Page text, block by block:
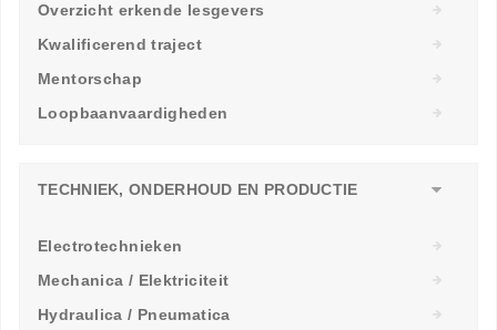
Overzicht erkende lesgevers
Kwalificerend traject
Mentorschap
Loopbaanvaardigheden
TECHNIEK, ONDERHOUD EN PRODUCTIE
Electrotechnieken
Mechanica / Elektriciteit
Hydraulica / Pneumatica